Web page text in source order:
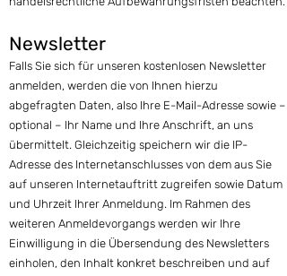
Newsletter
Falls Sie sich für unseren kostenlosen Newsletter
anmelden, werden die von Ihnen hierzu
abgefragten Daten, also Ihre E-Mail-Adresse sowie –
optional – Ihr Name und Ihre Anschrift, an uns
übermittelt. Gleichzeitig speichern wir die IP-
Adresse des Internetanschlusses von dem aus Sie
auf unseren Internetauftritt zugreifen sowie Datum
und Uhrzeit Ihrer Anmeldung. Im Rahmen des
weiteren Anmeldevorgangs werden wir Ihre
Einwilligung in die Übersendung des Newsletters
einholen, den Inhalt konkret beschreiben und auf